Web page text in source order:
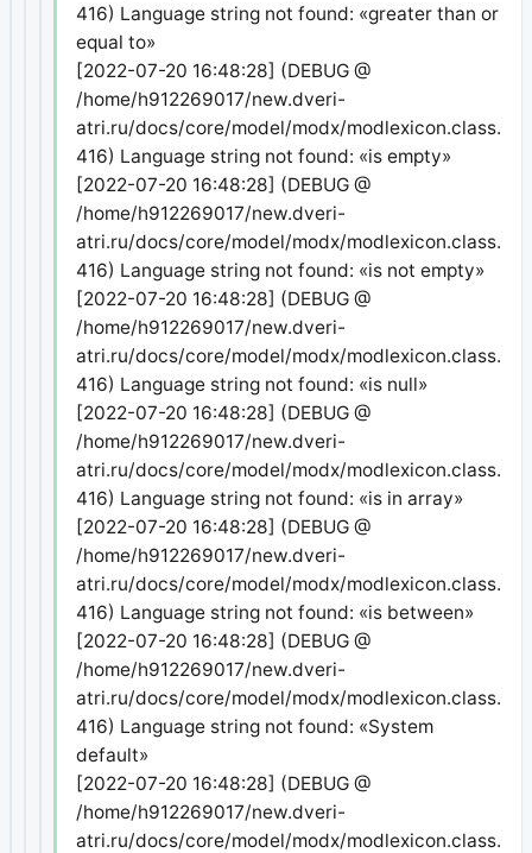
416) Language string not found: «greater than or
equal to»
[2022-07-20 16:48:28] (DEBUG @
/home/h912269017/new.dveri-
atri.ru/docs/core/model/modx/
416) Language string not found: «is empty»
[2022-07-20 16:48:28] (DEBUG @
/home/h912269017/new.dveri-
atri.ru/docs/core/model/modx/
416) Language string not found: «is not empty»
[2022-07-20 16:48:28] (DEBUG @
/home/h912269017/new.dveri-
atri.ru/docs/core/model/modx/
416) Language string not found: «is null»
[2022-07-20 16:48:28] (DEBUG @
/home/h912269017/new.dveri-
atri.ru/docs/core/model/modx/
416) Language string not found: «is in array»
[2022-07-20 16:48:28] (DEBUG @
/home/h912269017/new.dveri-
atri.ru/docs/core/model/modx/
416) Language string not found: «is between»
[2022-07-20 16:48:28] (DEBUG @
/home/h912269017/new.dveri-
atri.ru/docs/core/model/modx/
416) Language string not found: «System
default»
[2022-07-20 16:48:28] (DEBUG @
/home/h912269017/new.dveri-
atri.ru/docs/core/model/modx/